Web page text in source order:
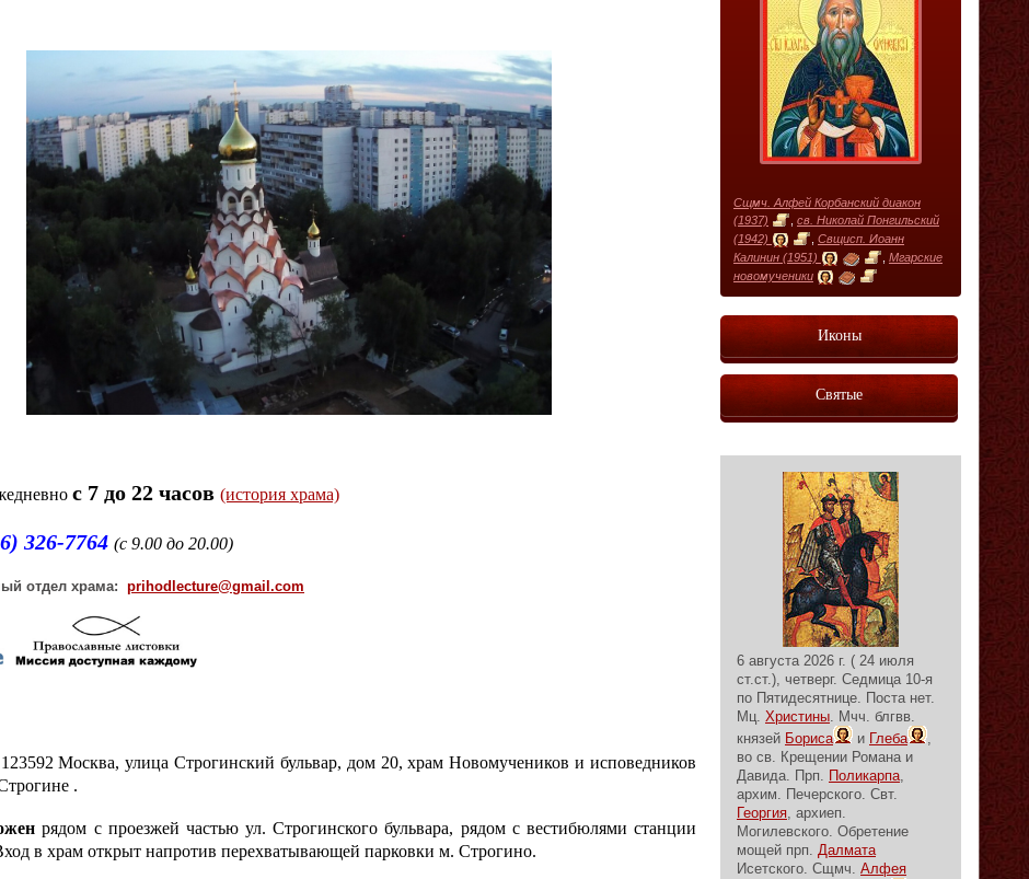
с 7 до 22 часов (история храма)
326-7764 (с 9.00 до 20.00)
отдел храма: prihodlecture@gmail.com
123592 Москва, улица Строгинский бульвар, дом 20, храм Новомучеников и исповедников
.
рядом с проезжей частью ул. Строгинского бульвара, рядом с вестибюлями станции
в храм открыт напротив перехватывающей парковки м. Строгино.
Сщмч. Алфей Корбанский диакон
(1937)
св. Николай Понгильский
(1942)
Свщисп. Иоанн
Калинин (1951)
Мгарские
новомученики
Иконы
Святые
6 августа 2026 г. ( 24 июля
ст.ст.), четверг. Седмица 10-я
по Пятидесятнице. Поста нет.
Мц. Христины. Мчч. блгвв.
князей Бориса и Глеба
,
во св. Крещении Романа и
Давида. Прп. Поликарпа,
архим. Печерского. Свт.
Георгия, архиеп.
Могилевского. Обретение
мощей прп. Далмата
Исетского. Сщмч. Алфея